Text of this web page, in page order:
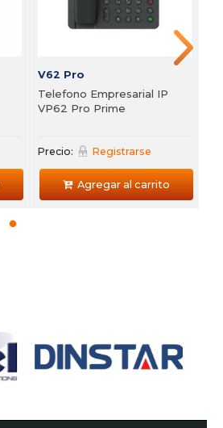
Agregar al carrito
V62 Pro
Telefono Empresarial IP
VP62 Pro Prime
Precio: Registrarse
Agregar al carrito